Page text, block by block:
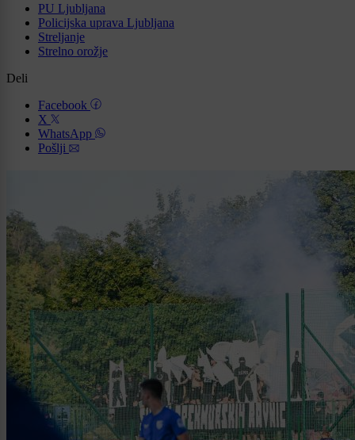
PU Ljubljana
Policijska uprava Ljubljana
Streljanje
Strelno orožje
Deli
Facebook
X
WhatsApp
Pošlji